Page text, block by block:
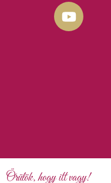
Y
o
Örülök, hogy itt vagy!